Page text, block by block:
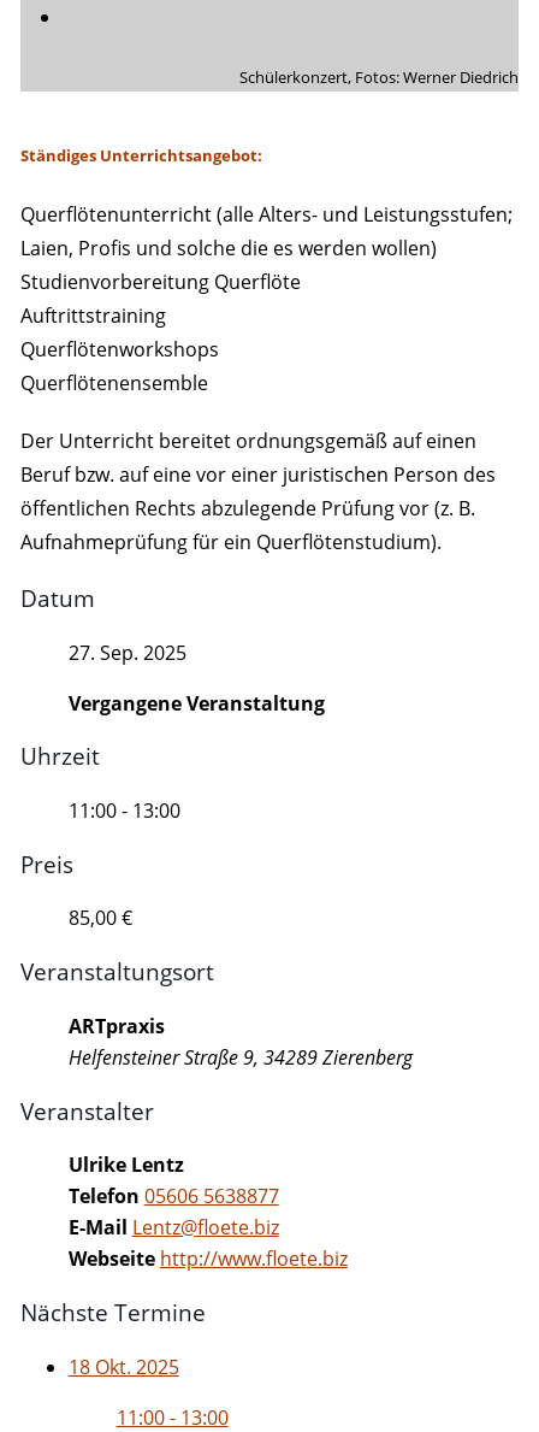
Schülerkonzert, Fotos: Werner Diedrich
Ständiges Unterrichtsangebot:
Querflötenunterricht (alle Alters- und Leistungsstufen;
Laien, Profis und solche die es werden wollen)
Studienvorbereitung Querflöte
Auftrittstraining
Querflötenworkshops
Querflötenensemble
Der Unterricht bereitet ordnungsgemäß auf einen
Beruf bzw. auf eine vor einer juristischen Person des
öffentlichen Rechts abzulegende Prüfung vor (z. B.
Aufnahmeprüfung für ein Querflötenstudium).
Datum
27. Sep. 2025
Vergangene Veranstaltung
Uhrzeit
11:00 - 13:00
Preis
85,00 €
Veranstaltungsort
ARTpraxis
Helfensteiner Straße 9, 34289 Zierenberg
Veranstalter
Ulrike Lentz
Telefon 05606 5638877
E-Mail Lentz@floete.biz
Webseite http://www.floete.biz
Nächste Termine
18 Okt. 2025
11:00 - 13:00